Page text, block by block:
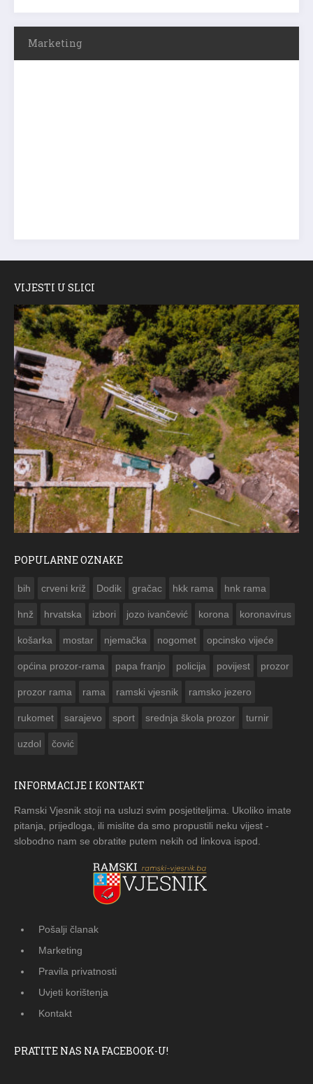
Marketing
VIJESTI U SLICI
POPULARNE OZNAKE
bih crveni križ Dodik gračac hkk rama hnk rama
hnž hrvatska izbori jozo ivančević korona koronavirus
košarka mostar njemačka nogomet opcinsko vijeće
općina prozor-rama papa franjo policija povijest prozor
prozor rama rama ramski vjesnik ramsko jezero
rukomet sarajevo sport srednja škola prozor turnir
uzdol čović
INFORMACIJE I KONTAKT
Ramski Vjesnik stoji na usluzi svim posjetiteljima. Ukoliko imate
pitanja, prijedloga, ili mislite da smo propustili neku vijest -
slobodno nam se obratite putem nekih od linkova ispod.
Pošalji članak
Marketing
Pravila privatnosti
Uvjeti korištenja
Kontakt
PRATITE NAS NA FACEBOOK-U!